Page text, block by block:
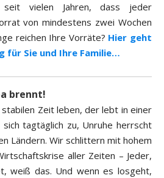
seit vielen Jahren, dass jeder
von mindestens zwei Wochen
reichen Ihre Vorräte? Hier geht
für Sie und Ihre Familie…
brennt!
Zeit leben, der lebt in einer
tagtäglich zu, Unruhe herrscht
Ländern. Wir schlittern mit hohem
aller Zeiten – Jeder,
weiß das. Und wenn es losgeht,